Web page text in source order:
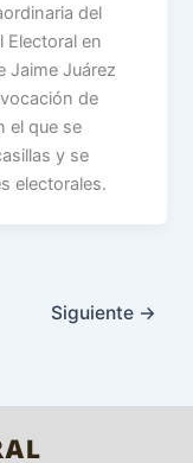
del
Electoral en
Jaime Juárez
de
el que se
y se
electorales.
Siguiente →